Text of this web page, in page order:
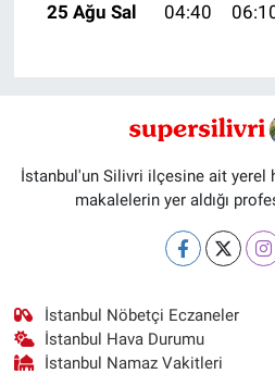
25 Ağu Sal
04:40
İstanbul'un Silivri ilçesine ait yerel
makalelerin yer aldığı
İstanbul Nöbetçi Eczaneler
İstanbul Hava Durumu
İstanbul Namaz Vakitleri